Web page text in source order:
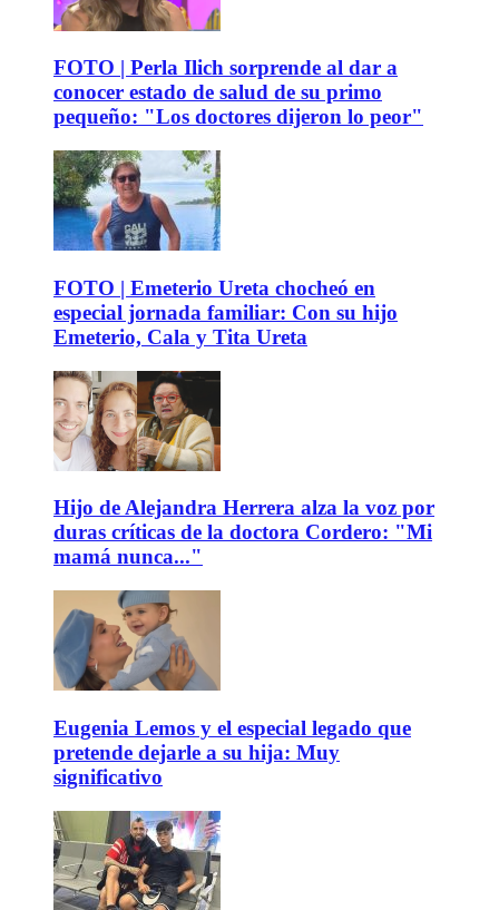
FOTO | Perla Ilich sorprende al dar a
conocer estado de salud de su primo
pequeño: "Los doctores dijeron lo peor"
FOTO | Emeterio Ureta chocheó en
especial jornada familiar: Con su hijo
Emeterio, Cala y Tita Ureta
Hijo de Alejandra Herrera alza la voz por
duras críticas de la doctora Cordero: "Mi
mamá nunca..."
Eugenia Lemos y el especial legado que
pretende dejarle a su hija: Muy
significativo